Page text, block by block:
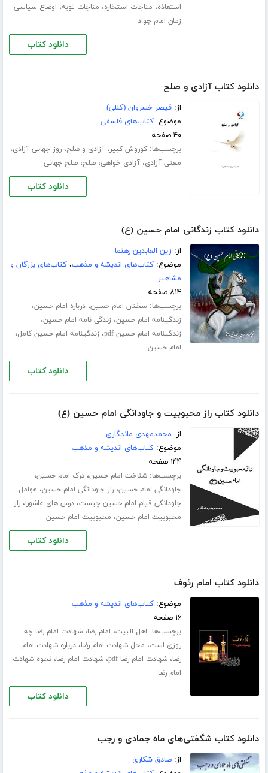
استعاذه، مناجات استخاره، مناجات توبه، اوضاع سیاسی
زمان امام جواد
دانلود کتاب
دانلود کتاب آزادی و صلح
از:قیصر خسروان (کللی)
موضوع:کتاب‌های فلسفی
۴۰ صفحه
برچسب‌ها:کوروش کبیر،آزادی و صلح،روز جهانی آزادی،
معنی آزادی،آزادی خواهی،صلح،صلح جهانی
دانلود کتاب
دانلود کتاب زندگانی امام حسین (ع)
از:زین العابدین رهنما
موضوع:کتاب‌های اندیشه و مذهب،کتاب‌های بزرگان و
مشاهیر
۸۱۴ صفحه
برچسب‌ها: سخنان امام حسین،درباره امام حسین،
زندگینامه امام حسین، زندگی نامه امام حسین،
زندگینامه امام حسین pdf ، زندگینامه امام حسین کامل،
امام حسین
دانلود کتاب
دانلود کتاب راز محبوبیت و جاودانگی امام حسین (ع)
از: محمدمهدی ماندگاری
موضوع:کتاب‌های اندیشه و مذهب
۱۴۴ صفحه
برچسب‌ها:شناخت امام حسین،درک امام حسین،
جاودانگی امام حسین،راز جاودانگی امام حسین، عوامل
جاودانگی قیام امام حسین چیست،درس های عاشورا،راز
محبوبیت امام حسین، محبوبیت امام حسین
دانلود کتاب
دانلود کتاب امام رئوف
موضوع:کتاب‌های اندیشه و مذهب
۱۶ صفحه
برچسب‌ها: اهل البیت، امام رضا،شهادت امام رضا چه
روزی است، محل شهادت امام رضا،درباره شهادت امام
رضا،شهادت امام رضا pdf ،شهادت امام رضا،نحوه شهادت
امام رضا
دانلود کتاب
دانلود کتاب شگفتی‌های ماه جمادی و رجب
از:صادق شکاری